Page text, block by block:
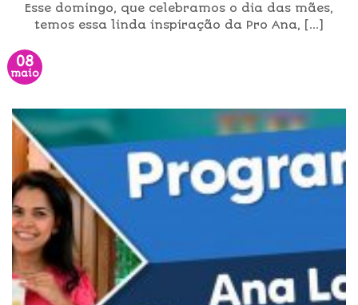
Esse domingo, que celebramos o dia das mães,
temos essa linda inspiração da Pro Ana, [...]
08
maio